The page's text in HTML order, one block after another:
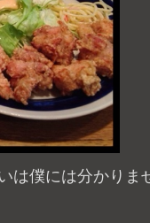
は僕には分かりま